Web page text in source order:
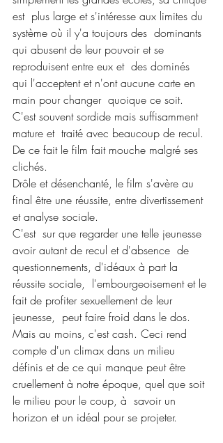
est  plus large et s'intéresse aux limites du
système où il y'a toujours des  dominants
qui abusent de leur pouvoir et se
reproduisent entre eux et  des dominés
qui l'acceptent et n'ont aucune carte en
main pour changer  quoique ce soit.
C'est souvent sordide mais suffisamment
mature et  traité avec beaucoup de recul.
De ce fait le film fait mouche malgré ses
clichés.
Drôle et désenchanté, le film s'avère au
final être une réussite, entre divertissement
et analyse sociale.
C'est  sur que regarder une telle jeunesse
avoir autant de recul et d'absence  de
questionnements, d'idéaux à part la
réussite sociale,  l'embourgeoisement et le
fait de profiter sexuellement de leur
jeunesse,  peut faire froid dans le dos.
Mais au moins, c'est cash. Ceci rend
compte d'un climax dans un milieu
définis et de ce qui manque peut être
cruellement à notre époque, quel que soit
le milieu pour le coup, à  savoir un
horizon et un idéal pour se projeter.